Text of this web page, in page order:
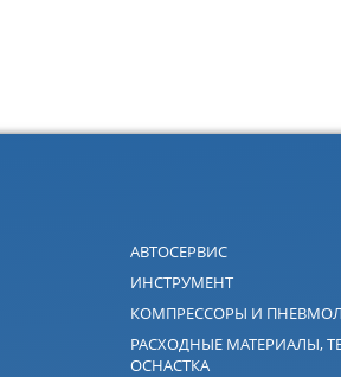
АВТОСЕРВИС
ИНСТРУМЕНТ
КОМПРЕССОРЫ И
РАСХОДНЫЕ МАТЕРИАЛЫ,
ОСНАСТКА